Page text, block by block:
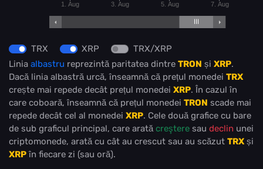
1. Aug 3. Aug 5. Aug 7. Aug
TRX XRP
TRX/XRP
Linia albastru reprezintă paritatea dintre TRON și XRP.
Dacă linia albastră urcă, înseamnă că prețul monedei TRX
crește mai repede decât prețul monedei XRP. În cazul în
care coboară, înseamnă că prețul monedei TRON scade mai
repede decât cel al monedei XRP. Cele două grafice cu bare
de sub graficul principal, care aratăcreştere sau declin unei
criptomonede, arată cu cât au crescut sau au scăzut TRX și
XRPîn fiecare zi (sau oră).